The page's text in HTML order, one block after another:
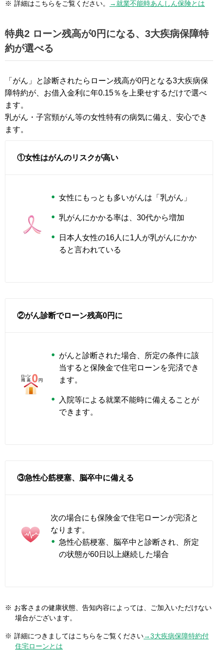
※ 詳細はこちらをご覧ください。 →就業不能時あんしん保険とは
特典2 ローン残高が0円になる、3大疾病保障特
約が選べる
「がん」と診断されたらローン残高が0円となる3大疾病保
障特約が、お借入金利に年0.15％を上乗せするだけで選べ
ます。
乳がん・子宮頸がん等の女性特有の病気に備え、安心でき
ます。
①女性はがんのリスクが高い
女性にもっとも多いがんは「乳がん」
乳がんにかかる率は、30代から増加
日本人女性の16人に1人が乳がんにかか
ると言われている
②がん診断でローン残高0円に
がんと診断された場合、所定の条件に該
当すると保険金で住宅ローンを完済でき
ます。
入院等による就業不能時に備えることが
できます。
③急性心筋梗塞、脳卒中に備える
次の場合にも保険金で住宅ローンが完済と
なります。
急性心筋梗塞、脳卒中と診断され、所定
の状態が60日以上継続した場合
※ お客さまの健康状態、告知内容によっては、ご加入いただけない
場合がございます。
※ 詳細につきましてはこちらをご覧ください→3大疾病保障特約付
住宅ローンとは